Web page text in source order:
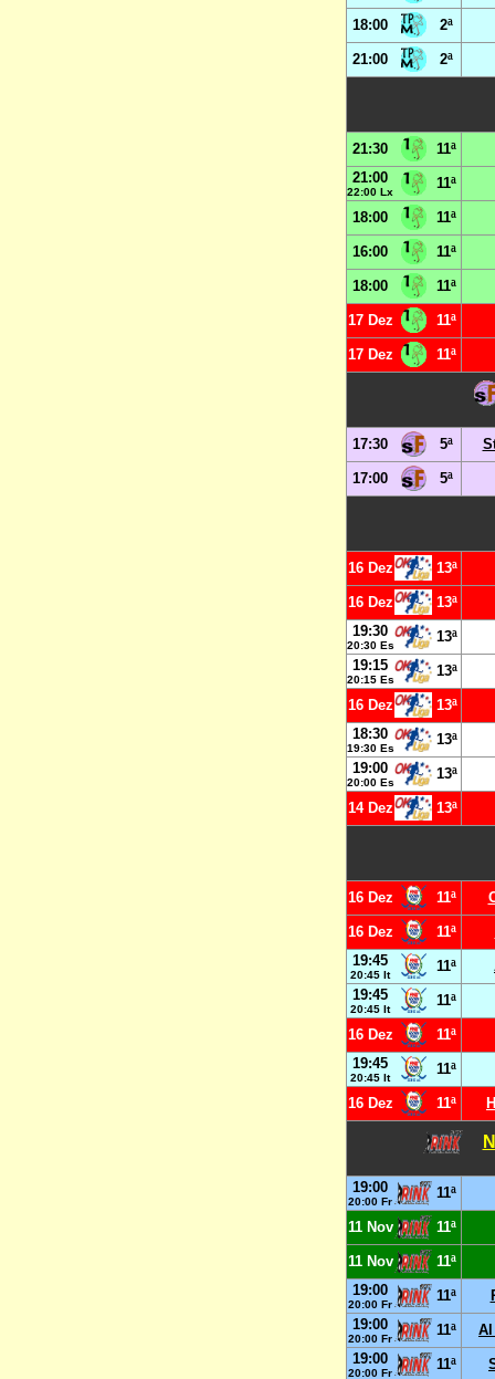
18:00 2ª
21:00 2ª
21:30
11ª
21:00
22:00 Lx
11ª
18:00 11ª
16:00 11ª
18:00 11ª
17 Dez 11ª
17 Dez 11ª
17:30 5ª
17:00 5ª
16 Dez 13ª
16 Dez
13ª
19:30
20:30 Es
13ª
19:15
20:15 Es
13ª
16 Dez
13ª
18:30
19:30 Es
13ª
19:00
20:00 Es
13ª
14 Dez 13ª
16 Dez 11ª
16 Dez 11ª
19:45
20:45 It
11ª
19:45
20:45 It
11ª
16 Dez
11ª
19:45
20:45 It
11ª
16 Dez 11ª
19:00
20:00 Fr
11ª
11 Nov 11ª
11 Nov
11ª
19:00
20:00 Fr
11ª
19:00
20:00 Fr
11ª
Al
19:00
20:00 Fr
11ª